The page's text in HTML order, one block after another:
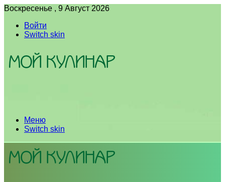
Воскресенье , 9 Август 2026
Войти
Switch skin
Меню
Switch skin